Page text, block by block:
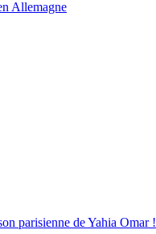
Allemagne
parisienne de Yahia Omar !